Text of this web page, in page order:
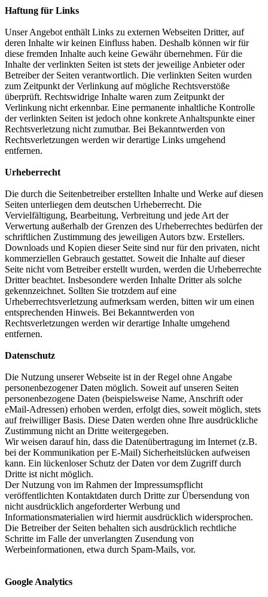
Haftung für Links
Unser Angebot enthält Links zu externen Webseiten Dritter, auf
deren Inhalte wir keinen Einfluss haben. Deshalb können wir für
diese fremden Inhalte auch keine Gewähr übernehmen. Für die
Inhalte der verlinkten Seiten ist stets der jeweilige Anbieter oder
Betreiber der Seiten verantwortlich. Die verlinkten Seiten wurden
zum Zeitpunkt der Verlinkung auf mögliche Rechtsverstöße
überprüft. Rechtswidrige Inhalte waren zum Zeitpunkt der
Verlinkung nicht erkennbar. Eine permanente inhaltliche Kontrolle
der verlinkten Seiten ist jedoch ohne konkrete Anhaltspunkte einer
Rechtsverletzung nicht zumutbar. Bei Bekanntwerden von
Rechtsverletzungen werden wir derartige Links umgehend
entfernen.
Urheberrecht
Die durch die Seitenbetreiber erstellten Inhalte und Werke auf diesen
Seiten unterliegen dem deutschen Urheberrecht. Die
Vervielfältigung, Bearbeitung, Verbreitung und jede Art der
Verwertung außerhalb der Grenzen des Urheberrechtes bedürfen der
schriftlichen Zustimmung des jeweiligen Autors bzw. Erstellers.
Downloads und Kopien dieser Seite sind nur für den privaten, nicht
kommerziellen Gebrauch gestattet. Soweit die Inhalte auf dieser
Seite nicht vom Betreiber erstellt wurden, werden die Urheberrechte
Dritter beachtet. Insbesondere werden Inhalte Dritter als solche
gekennzeichnet. Sollten Sie trotzdem auf eine
Urheberrechtsverletzung aufmerksam werden, bitten wir um einen
entsprechenden Hinweis. Bei Bekanntwerden von
Rechtsverletzungen werden wir derartige Inhalte umgehend
entfernen.
Datenschutz
Die Nutzung unserer Webseite ist in der Regel ohne Angabe
personenbezogener Daten möglich. Soweit auf unseren Seiten
personenbezogene Daten (beispielsweise Name, Anschrift oder
eMail-Adressen) erhoben werden, erfolgt dies, soweit möglich, stets
auf freiwilliger Basis. Diese Daten werden ohne Ihre ausdrückliche
Zustimmung nicht an Dritte weitergegeben.
Wir weisen darauf hin, dass die Datenübertragung im Internet (z.B.
bei der Kommunikation per E-Mail) Sicherheitslücken aufweisen
kann. Ein lückenloser Schutz der Daten vor dem Zugriff durch
Dritte ist nicht möglich.
Der Nutzung von im Rahmen der Impressumspflicht
veröffentlichten Kontaktdaten durch Dritte zur Übersendung von
nicht ausdrücklich angeforderter Werbung und
Informationsmaterialien wird hiermit ausdrücklich widersprochen.
Die Betreiber der Seiten behalten sich ausdrücklich rechtliche
Schritte im Falle der unverlangten Zusendung von
Werbeinformationen, etwa durch Spam-Mails, vor.
Google Analytics